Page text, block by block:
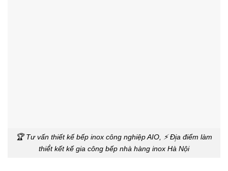
🏆 Tư vấn thiết kế bếp inox công nghiệp AIO, ⚡ Đị̣a điểm làm
thiế́t kết kế gia công bếp nhà hàng inox Hà Nội